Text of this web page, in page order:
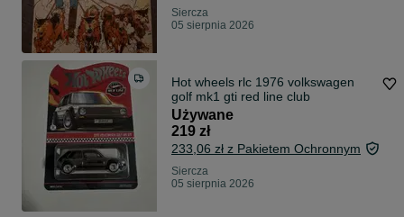
Siercza
05 sierpnia 2026
Hot wheels rlc 1976 volkswagen
golf mk1 gti red line club
Używane
219 zł
233,06 zł z Pakietem Ochronnym
Siercza
05 sierpnia 2026